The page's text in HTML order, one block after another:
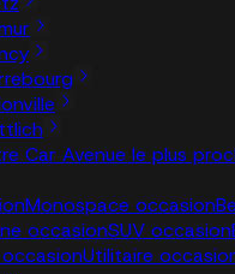
Car Avenue le plus
Monospace occasion
occasionSUV occasion
Utilitaire